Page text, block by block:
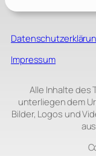
Impressum
Alle Inhalte des
unterliegen dem
Bilder, Logos und